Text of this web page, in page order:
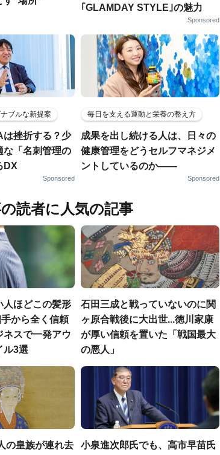
｢GLAMDAY STYLE｣の魅力
Sponsored
ブルな新提案
は挫折する？少
な「名刺管理の
DX
Sponsored
毎日を支える運動と栄養の整え方
成果を出し続ける人は、日々の
健康管理をどうセルフマネジメ
ントしているのか——
Sponsored
読者に人気の記事
人ほどこの髪形
から全く信頼
ネスで一発アウ
ル3選
石田三成と戦っていないのに関
ヶ原合戦後に大出世...徳川家康
が厚い信頼を置いた「戦国最大
の悪人」
の皇族が連れ去 小泉進次郎氏でも、高市早苗氏